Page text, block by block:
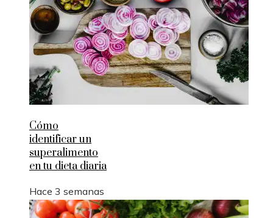
Cómo
identificar un
superalimento
en tu dieta diaria
Hace 3 semanas